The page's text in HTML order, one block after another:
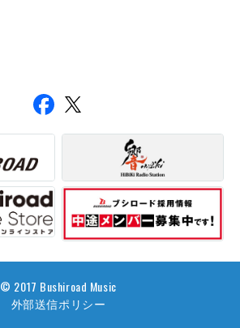
© 2017 Bushiroad Music
外部送信ポリシー